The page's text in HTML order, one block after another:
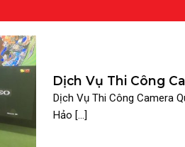
Dịch Vụ Thi Công
Ninh Gia Đình Hoàn
Dịch Vụ Thi Công Camera
Hảo [...]